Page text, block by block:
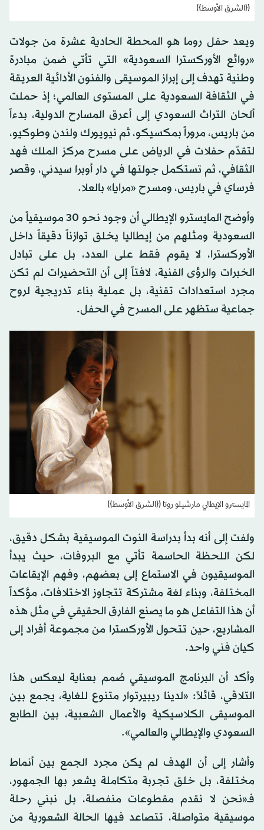
({الشرق الأوسط})
ويعد حفل روما هو المحطة الحادية عشرة من جولات
«روائع الأوركسترا السعودية» التي تأتي ضمن مبادرة
وطنية تهدف إلى إبراز الموسيقى والفنون الأدائية العريقة
في الثقافة السعودية على المستوى العالمي؛ إذ حملت
ألحان التراث السعودي إلى أعرق المسارح الدولية، بدءاً
من باريس، مروراً بمكسيكو، ثم نيويورك ولندن وطوكيو،
لتقدّم حفلات في الرياض على مسرح مركز الملك فهد
الثقافي، ثم تستكمل جولتها في دار أوبرا سيدني، وقصر
فرساي في باريس، ومسرح «مرايا» بالعلا.
وأوضح المايسترو الإيطالي أن وجود نحو 30 موسيقياً من
السعودية ومثلهم من إيطاليا يخلق توازناً دقيقاً داخل
الأوركسترا، لا يقوم فقط على العدد، بل على تبادل
الخبرات والرؤى الفنية، لافتاً إلى أن التحضيرات لم تكن
مجرد استعدادات تقنية، بل عملية بناء تدريجية لروح
جماعية ستظهر على المسرح في الحفل.
المايسترو الإيطالي مارشيلو روتا ({الشرق الأوسط})
ولفت إلى أنه بدأ بدراسة النوت الموسيقية بشكل دقيق،
لكن اللحظة الحاسمة تأتي مع البروفات، حيث يبدأ
الموسيقيون في الاستماع إلى بعضهم، وفهم الإيقاعات
المختلفة، وبناء لغة مشتركة تتجاوز الاختلافات، مؤكداً
أن هذا التفاعل هو ما يصنع الفارق الحقيقي في مثل هذه
المشاريع، حين تتحول الأوركسترا من مجموعة أفراد إلى
كيان فني واحد.
وأكد أن البرنامج الموسيقي صُمم بعناية ليعكس هذا
التلاقي، قائلاً: «لدينا ريبيرتوار متنوع للغاية، يجمع بين
الموسيقى الكلاسيكية والأعمال الشعبية، بين الطابع
السعودي والإيطالي والعالمي».
وأشار إلى أن الهدف لم يكن مجرد الجمع بين أنماط
مختلفة، بل خلق تجربة متكاملة يشعر بها الجمهور،
فـ«نحن لا نقدم مقطوعات منفصلة، بل نبني رحلة
موسيقية متواصلة، تتصاعد فيها الحالة الشعورية من